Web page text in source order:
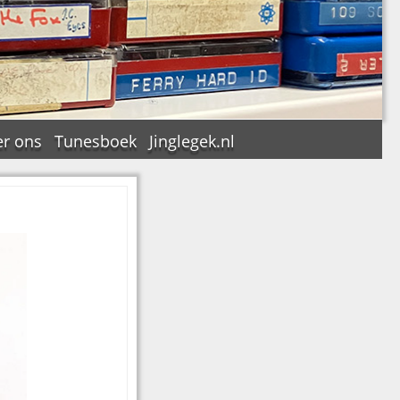
ons Tunesboek Jinglegek.nl